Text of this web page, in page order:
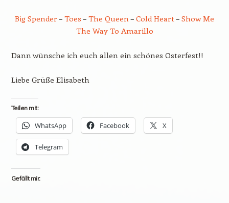
Big Spender– Toes – The Queen – Cold Heart – Show Me
The Way To Amarillo
Dann wünsche ich euch allen ein schönes Osterfest!!
Liebe Grüße Elisabeth
Teilen mit:
WhatsApp Facebook X
Telegram
Gefällt mir: